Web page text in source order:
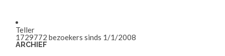
Teller
1729772 bezoekers sinds 1/1/2008
ARCHIEF